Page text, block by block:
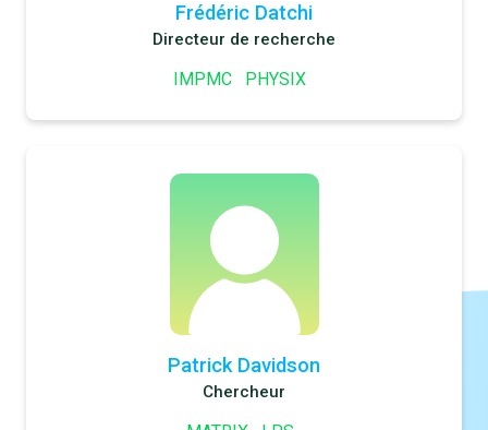
Frédéric Datchi
Directeur de recherche
IMPMC PHYSIX
Patrick Davidson
Chercheur